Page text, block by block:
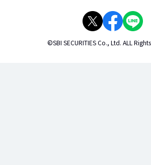
©SBI SECURITIES Co., Ltd. ALL